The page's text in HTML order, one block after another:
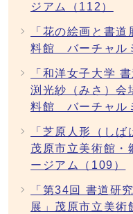
ジアム（112）
「花の絵画と書
料館 バーチャル
「和洋女子大学
渕光紗（みさ）会
料館 バーチャル
「芝原人形（し
茂原市立美術館
ージアム（109）
「第34回 書道研
展」茂原市立美